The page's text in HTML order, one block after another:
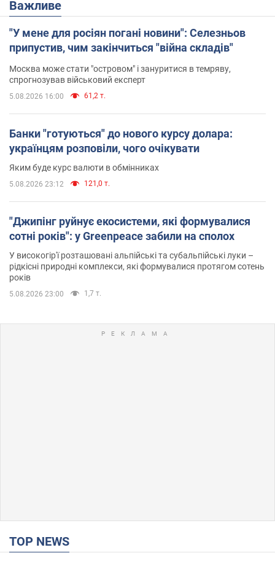
Важливе
"У мене для росіян погані новини": Селезньов
припустив, чим закінчиться "війна складів"
Москва може стати "островом" і зануритися в темряву,
спрогнозував військовий експерт
5.08.2026 16:00 61,2 т.
Банки "готуються" до нового курсу долара:
українцям розповіли, чого очікувати
Яким буде курс валюти в обмінниках
5.08.2026 23:12 121,0 т.
"Джипінг руйнує екосистеми, які формувалися
сотні років": у Greenpeace забили на сполох
У високогір'ї розташовані альпійські та субальпійські луки –
рідкісні природні комплекси, які формувалися протягом сотень
років
5.08.2026 23:00 1,7 т.
TOP NEWS